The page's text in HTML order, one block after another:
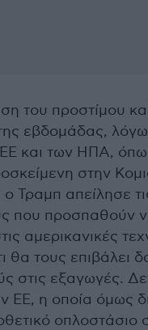
του προστίμου
εβδομάδας,
και των ΗΠΑ,
στην
Τραμπ απείλησε
που προσπαθούν
αμερικανικές
θα τους επιβάλει
στις εξαγωγές.
ΕΕ, η οποία όμως
οπλοστάσιο